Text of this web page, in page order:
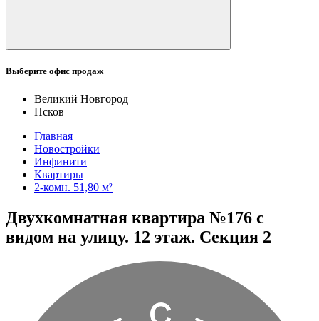
Выберите офис продаж
Великий Новгород
Псков
Главная
Новостройки
Инфинити
Квартиры
2-комн. 51,80 м²
Двухкомнатная квартира №176 с
видом на улицу. 12 этаж. Секция 2